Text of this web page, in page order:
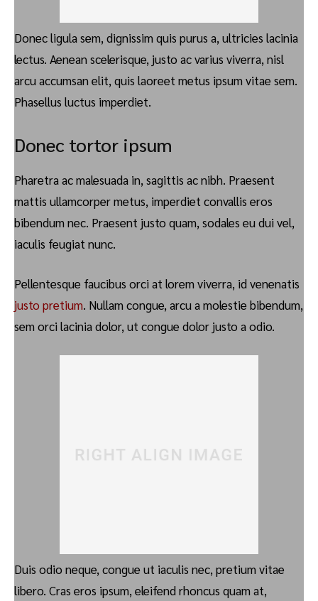
Donec ligula sem, dignissim quis purus a, ultricies lacinia
lectus. Aenean scelerisque, justo ac varius viverra, nisl
arcu accumsan elit, quis laoreet metus ipsum vitae sem.
Phasellus luctus imperdiet.
Donec tortor ipsum
Pharetra ac malesuada in, sagittis ac nibh. Praesent
mattis ullamcorper metus, imperdiet convallis eros
bibendum nec. Praesent justo quam, sodales eu dui vel,
iaculis feugiat nunc.
Pellentesque faucibus orci at lorem viverra, id venenatis
justo pretium. Nullam congue, arcu a molestie bibendum,
sem orci lacinia dolor, ut congue dolor justo a odio.
Duis odio neque, congue ut iaculis nec, pretium vitae
libero. Cras eros ipsum, eleifend rhoncus quam at,